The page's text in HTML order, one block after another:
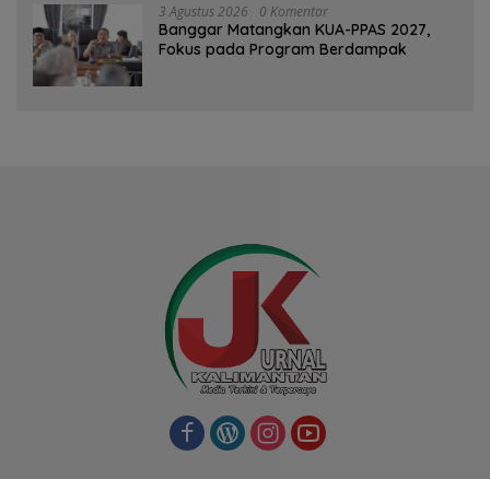
3 Agustus 2026 0 Komentar
‎Banggar Matangkan KUA-PPAS 2027,
Fokus pada Program Berdampak